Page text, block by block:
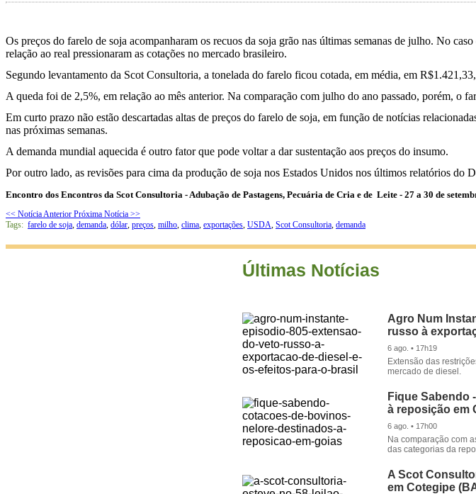
Os preços do farelo de soja acompanharam os recuos da soja grão nas últimas semanas de julho. No
relação ao real pressionaram as cotações no mercado brasileiro.
Segundo levantamento da Scot Consultoria, a tonelada do farelo ficou cotada, em média, em
A queda foi de 2,5%, em relação ao mês anterior. Na comparação com julho do ano passado, porém, o
Em curto prazo não estão descartadas altas de preços do farelo de soja, em função de notícias
nas próximas semanas.
A demanda mundial aquecida é outro fator que pode voltar a dar sustentação aos preços do insumo.
Por outro lado, as revisões para cima da produção de soja nos Estados Unidos nos últimos relatórios
Encontro dos Encontros da Scot Consultoria - Adubação de Pastagens, Pecuária de Cria e de Leite - 27 a 30 de
<< Notícia Anterior Próxima Notícia >>
Tags: farelo de soja, demanda, dólar, preços, milho, clima, exportações, USDA, Scot Consultoria, demanda
Últimas Notícias
Agro Num
russo à
6 ago. • 17h19
Extensão das
mercado de diesel.
Fique Sabendo
à reposição em
6 ago. • 17h00
Na comparação com
das categorias da
A Scot
em Cotegipe